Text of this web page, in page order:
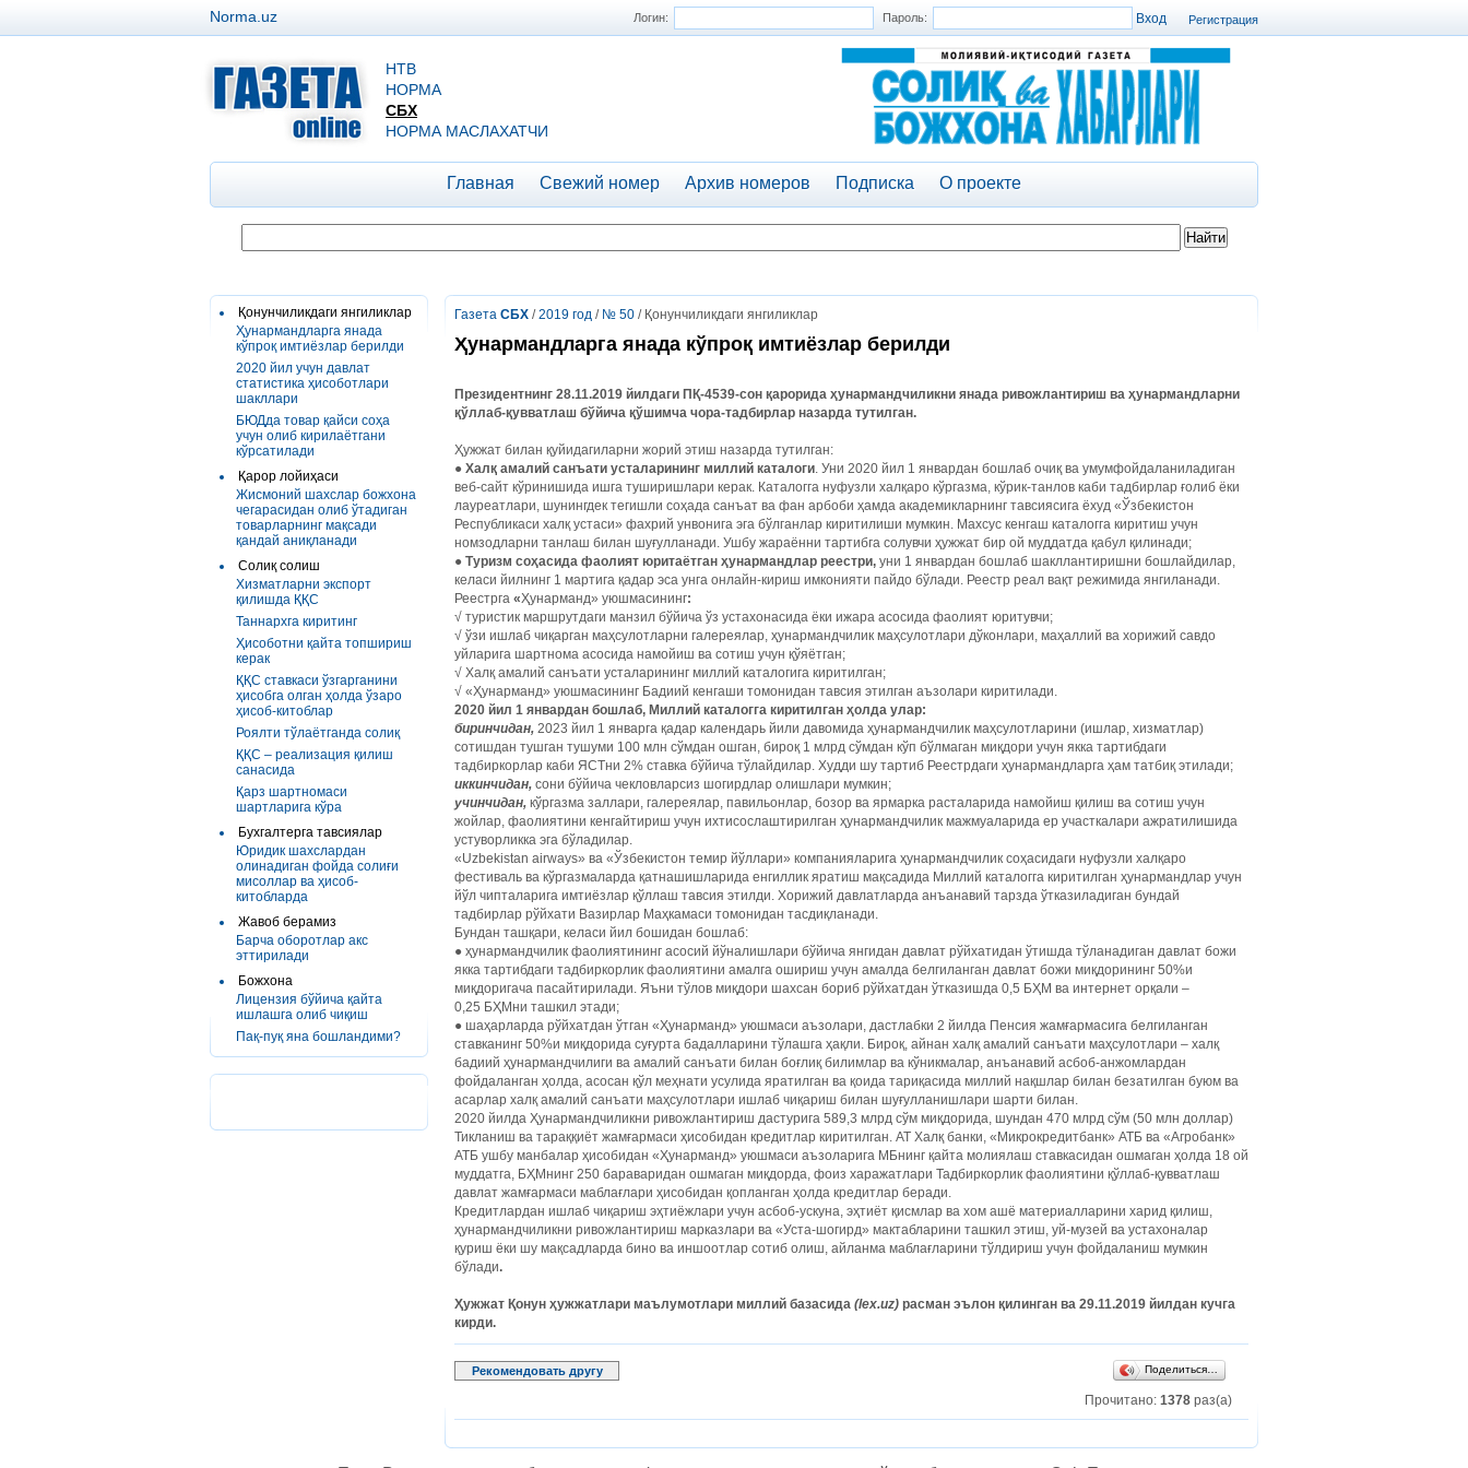
Регистрация
Логин: Пароль:
Norma.uz
НТВ
НОРМА
СБХ
НОРМА МАСЛАХАТЧИ
Главная Свежий номер Архив номеров Подписка О проекте
Қонунчиликдаги янгиликлар
Ҳунармандларга янада
кўпроқ имтиёзлар берилди
2020 йил учун давлат
статистика ҳисоботлари
шакллари
БЮДда товар қайси соҳа
учун олиб кирилаётгани
кўрсатилади
Қарор лойиҳаси
Жисмоний шахслар божхона
чегарасидан олиб ўтадиган
товарларнинг мақсади
қандай аниқланади
Солиқ солиш
Хизматларни экспорт
қилишда ҚҚС
Таннархга киритинг
Ҳисоботни қайта топшириш
керак
ҚҚС ставкаси ўзгарганини
ҳисобга олган ҳолда ўзаро
ҳисоб-китоблар
Роялти тўлаётганда солиқ
ҚҚС – реализация қилиш
санасида
Қарз шартномаси
шартларига кўра
Бухгалтерга тавсиялар
Юридик шахслардан
олинадиган фойда солиғи
мисоллар ва ҳисоб-
китобларда
Жавоб берамиз
Барча оборотлар акс
эттирилади
Божхона
Лицензия бўйича қайта
ишлашга олиб чиқиш
Пақ-пуқ яна бошландими?
Газета СБХ /2019 год / № 50 / Қонунчиликдаги янгиликлар
Ҳунармандларга янада кўпроқ имтиёзлар берилди
Президентнинг 28.11.2019 йилдаги ПҚ-4539-сон қарорида ҳунармандчиликни янада ривожлантириш ва ҳунармандларни
қўллаб-қувватлаш бўйича қўшимча чора-тадбирлар назарда тутилган.
Ҳужжат билан қуйидагиларни жорий этиш назарда тутилган:
● Халқ амалий санъати усталарининг миллий каталоги. Уни 2020 йил 1 январдан бошлаб очиқ ва умумфойдаланиладиган
веб-сайт кўринишида ишга туширишлари керак. Каталогга нуфузли халқаро кўргазма, кўрик-танлов каби тадбирлар ғолиб ёки
лауреатлари, шунингдек тегишли соҳада санъат ва фан арбоби ҳамда академикларнинг тавсиясига ёхуд «Ўзбекистон
Республикаси халқ устаси» фахрий унвонига эга бўлганлар киритилиши мумкин. Махсус кенгаш каталогга киритиш учун
номзодларни танлаш билан шуғулланади. Ушбу жараённи тартибга солувчи ҳужжат бир ой муддатда қабул қилинади;
● Туризм соҳасида фаолият юритаётган ҳунармандлар реестри, уни 1 январдан бошлаб шакллантиришни бошлайдилар,
келаси йилнинг 1 мартига қадар эса унга онлайн-кириш имконияти пайдо бўлади. Реестр реал вақт режимида янгиланади.
Реестрга «Ҳунарманд» уюшмасининг:
√ туристик маршрутдаги манзил бўйича ўз устахонасида ёки ижара асосида фаолият юритувчи;
√ ўзи ишлаб чиқарган маҳсулотларни галереялар, ҳунармандчилик маҳсулотлари дўконлари, маҳаллий ва хорижий савдо
уйларига шартнома асосида намойиш ва сотиш учун қўяётган;
√ Халқ амалий санъати усталарининг миллий каталогига киритилган;
√ «Ҳунарманд» уюшмасининг Бадиий кенгаши томонидан тавсия этилган ­аъзолари киритилади.
2020 йил 1 январдан бошлаб, Миллий каталогга киритилган ҳолда улар:
биринчидан, 2023 йил 1 январга қадар календарь йили давомида ҳунармандчилик маҳсулотларини (ишлар, хизматлар)
сотишдан тушган тушуми 100 млн сўмдан ошган, бироқ 1 млрд сўмдан кўп бўлмаган миқдори учун якка тартибдаги
тадбиркорлар каби ЯСТни 2% ставка бўйича тўлайдилар. Худди шу тартиб Реестрдаги ҳунармандларга ҳам татбиқ этилади;
иккинчидан, сони бўйича чекловларсиз шогирдлар олишлари мумкин;
учинчидан, кўргазма заллари, галереялар, павильонлар, бозор ва ярмарка расталарида намойиш қилиш ва сотиш учун
жойлар, фаолиятини кенгайтириш учун ихтисослаштирилган ҳунармандчилик мажмуаларида ер участкалари ажратилишида
устуворликка эга бўладилар.
«Uzbekistan airways» ва «Ўзбекистон темир йўллари» компанияларига ҳунармандчилик соҳасидаги нуфузли халқаро
фестиваль ва кўргазмаларда қатнашишларида енгиллик яратиш мақсадида Миллий каталогга киритилган ҳунармандлар учун
йўл чипталарига имтиёзлар қўллаш тавсия этилди. Хорижий давлатларда ­анъа­навий тарзда ўтказиладиган бундай
тадбирлар рўйхати Вазирлар Маҳкамаси томонидан тасдиқланади.
Бундан ташқари, келаси йил бошидан бошлаб:
● ҳунармандчилик фаолиятининг асосий йўналишлари бўйича янгидан давлат рўйхатидан ўтишда тўланадиган давлат божи
якка тартибдаги тадбиркорлик фаолиятини амалга ошириш учун амалда белгиланган давлат божи миқдорининг 50%и
миқдоригача пасайтирилади. ­Яъни тўлов миқдори шахсан бориб рўйхатдан ўтказишда 0,5 БҲМ ва интернет орқали –
0,25 БҲМни ташкил этади;
● шаҳарларда рўйхатдан ўтган «Ҳунарманд» уюшмаси аъзолари, дастлабки 2 йилда Пенсия жамғармасига белгиланган
ставканинг ­50%и миқдорида суғурта бадалларини тўлашга ҳақли. Бироқ, айнан халқ амалий санъати маҳсулотлари – халқ
бадиий ҳунармандчилиги ва амалий санъати билан боғлиқ билимлар ва кўникмалар, анъанавий асбоб-анжомлардан
фойдаланган ҳолда, асосан қўл меҳнати усулида яратилган ва қоида тариқасида миллий нақшлар билан безатилган буюм ва
асарлар халқ амалий санъати маҳсулотлари ишлаб чиқариш билан шуғулланишлари шарти билан.
2020 йилда Ҳунармандчиликни ривожлантириш дастурига 589,3 млрд сўм миқдорида, шундан 470 млрд сўм (50 млн доллар)
Тикланиш ва тараққиёт жамғармаси ҳисобидан кредитлар киритилган. АТ Халқ банки, «Микрокредитбанк» АТБ ва «Агробанк»
АТБ ушбу манбалар ҳисобидан «Ҳунарманд» уюшмаси аъзоларига МБнинг қайта молиялаш ставкасидан ошмаган ҳолда 18 ой
муддатга, БҲМнинг 250 бараваридан ошмаган миқдорда, фоиз харажатлари Тадбиркорлик фаолиятини қўллаб-қувватлаш
давлат жамғармаси маблағлари ҳисобидан қопланган ҳолда кредитлар беради.
Кредитлардан ишлаб чиқариш эҳтиёжлари учун асбоб-ускуна, эҳтиёт қисмлар ва хом ашё материалларини харид қилиш,
ҳунармандчиликни ривожлантириш марказлари ва «Уста-шогирд» мактабларини ташкил этиш, уй-музей ва устахоналар
қуриш ёки шу мақсадларда бино ва иншоотлар сотиб олиш, айланма маблағларини тўлдириш учун фойдаланиш мумкин
бўлади.
Ҳужжат Қонун ҳужжатлари маълумотлари миллий базасида (lex.uz) расман эълон қилинган ва 29.11.2019 йилдан кучга
кирди.
Рекомендовать другу Поделиться…
Прочитано: 1378 раз(а)